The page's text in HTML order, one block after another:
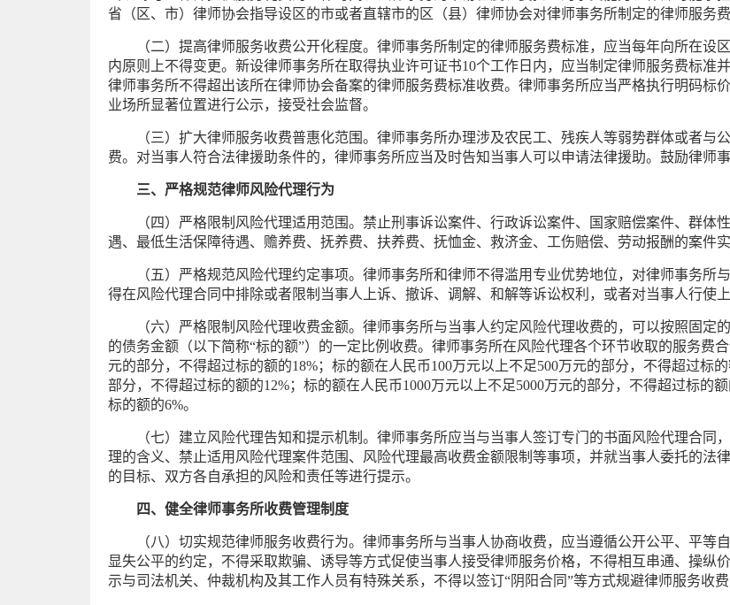
省（区、市）律师协会指导设区的市或者直辖市的区（县）律师协会对律师事务所制定的律师服务
（二）提高律师服务收费公开化程度。律师事务所制定的律师服务费标准，应当每年向所在
内原则上不得变更。新设律师事务所在取得执业许可证书10个工作日内，应当制定律师服务费标准
律师事务所不得超出该所在律师协会备案的律师服务费标准收费。律师事务所应当严格执行明码标
业场所显著位置进行公示，接受社会监督。
（三）扩大律师服务收费普惠化范围。律师事务所办理涉及农民工、残疾人等弱势群体或者
费。对当事人符合法律援助条件的，律师事务所应当及时告知当事人可以申请法律援助。鼓励律师
三、严格规范律师风险代理行为
（四）严格限制风险代理适用范围。禁止刑事诉讼案件、行政诉讼案件、国家赔偿案件、群
遇、最低生活保障待遇、赡养费、抚养费、扶养费、抚恤金、救济金、工伤赔偿、劳动报酬的案件
（五）严格规范风险代理约定事项。律师事务所和律师不得滥用专业优势地位，对律师事务所
得在风险代理合同中排除或者限制当事人上诉、撤诉、调解、和解等诉讼权利，或者对当事人行使
（六）严格限制风险代理收费金额。律师事务所与当事人约定风险代理收费的，可以按照固
的债务金额（以下简称“标的额”）的一定比例收费。律师事务所在风险代理各个环节收取的服务费
元的部分，不得超过标的额的18%；标的额在人民币100万元以上不足500万元的部分，不得超过标
部分，不得超过标的额的12%；标的额在人民币1000万元以上不足5000万元的部分，不得超过标的
标的额的6%。
（七）建立风险代理告知和提示机制。律师事务所应当与当事人签订专门的书面风险代理合
理的含义、禁止适用风险代理案件范围、风险代理最高收费金额限制等事项，并就当事人委托的法
的目标、双方各自承担的风险和责任等进行提示。
四、健全律师事务所收费管理制度
（八）切实规范律师服务收费行为。律师事务所与当事人协商收费，应当遵循公开公平、平
显失公平的约定，不得采取欺骗、诱导等方式促使当事人接受律师服务价格，不得相互串通、操纵
示与司法机关、仲裁机构及其工作人员有特殊关系，不得以签订“阴阳合同”等方式规避律师服务收费